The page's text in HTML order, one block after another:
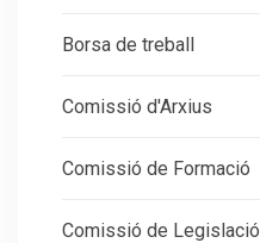
Borsa de treball
Comissió d'Arxius
Comissió de Formació
Comissió de Legislació